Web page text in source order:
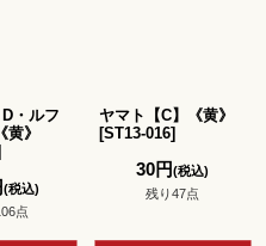
・ルフ
》
(税込)
点
ヤマト【C】《黄》
[ST13-016]
30円(税込)
残り47点